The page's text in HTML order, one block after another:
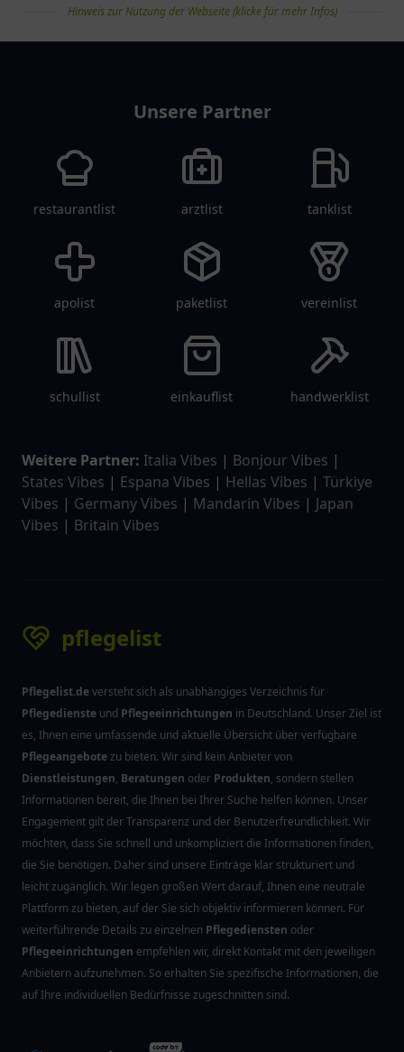
Hinweis zur Nutzung der Webseite (klicke für mehr Infos)
Unsere Partner
restaurantlist arztlist tanklist
apolist paketlist vereinlist
schullist einkauflist handwerklist
Weitere Partner: Italia Vibes | Bonjour Vibes |
States Vibes | Espana Vibes | Hellas Vibes | Türkiye
Vibes | Germany Vibes | Mandarin Vibes | Japan
Vibes | Britain Vibes
pflegelist
Pflegelist.deversteht sich als unabhängiges Verzeichnis für
Pflegedienste und Pflegeeinrichtungen in Deutschland. Unser Ziel ist
es, Ihnen eine umfassende und aktuelle Übersicht über verfügbare
Pflegeangebotezu bieten. Wir sind kein Anbieter von
Dienstleistungen, Beratungen oder Produkten, sondern stellen
Informationen bereit, die Ihnen bei Ihrer Suche helfen können. Unser
Engagement gilt der Transparenz und der Benutzerfreundlichkeit. Wir
möchten, dass Sie schnell und unkompliziert die Informationen finden,
die Sie benötigen. Daher sind unsere Einträge klar strukturiert und
leicht zugänglich. Wir legen großen Wert darauf, Ihnen eine neutrale
Plattform zu bieten, auf der Sie sich objektiv informieren können. Für
weiterführende Details zu einzelnen Pflegediensten oder
Pflegeeinrichtungen empfehlen wir, direkt Kontakt mit den jeweiligen
Anbietern aufzunehmen. So erhalten Sie spezifische Informationen, die
auf Ihre individuellen Bedürfnisse zugeschnitten sind.